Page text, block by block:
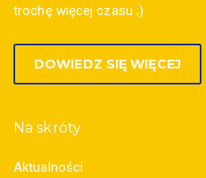
trochę więcej czasu ;)
DOWIEDZ SIĘ WIĘCEJ
Na skróty
Aktualności